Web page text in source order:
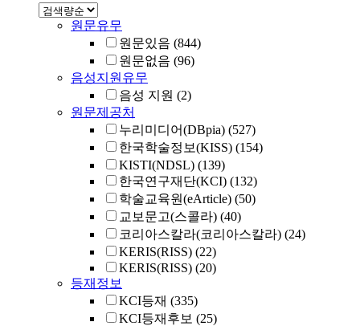
원문유무
원문있음 (844)
원문없음 (96)
음성지원유무
음성 지원 (2)
원문제공처
누리미디어(DBpia) (527)
한국학술정보(KISS) (154)
KISTI(NDSL) (139)
한국연구재단(KCI) (132)
학술교육원(eArticle) (50)
교보문고(스콜라) (40)
코리아스칼라(코리아스칼라) (24)
KERIS(RISS) (22)
KERIS(RISS) (20)
등재정보
KCI등재 (335)
KCI등재후보 (25)